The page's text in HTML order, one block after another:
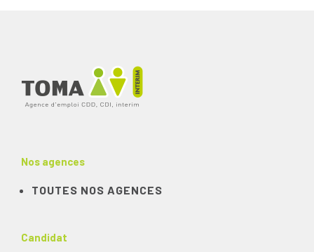
Nos agences
TOUTES NOS AGENCES
Candidat